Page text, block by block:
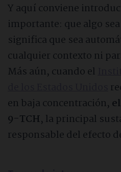
Y aquí conviene
importante: que algo
significa que sea
cualquier contexto ni
Más aún, cuando el
en baja concentración,
9-TCH, la principal
responsable del efecto